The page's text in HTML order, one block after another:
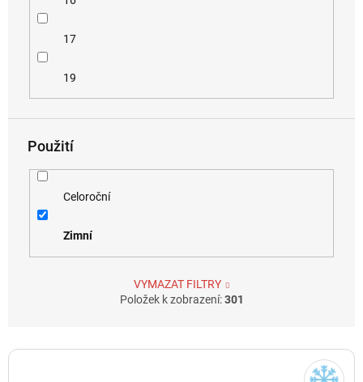
17
19
Použití
Celoroční
Zimní
VYMAZAT FILTRY
Položek k zobrazení:301
V